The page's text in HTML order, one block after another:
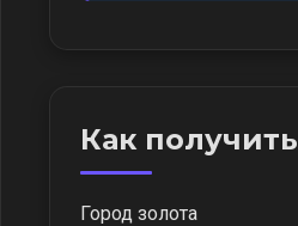
Как получить
Город золота